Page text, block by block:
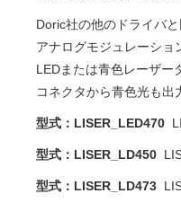
Doric社の他のドライバ
アナログモジュレーショ
LEDまたは青色レーザー
コネクタから青色光も出
型式：LISER_LED470
型式：LISER_LD450
型式：LISER_LD473